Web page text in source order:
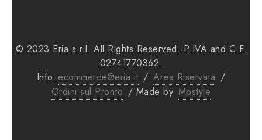
© 2023 Eria s.r.l. All Rights Reserved. P.IVA and C.F.
02741770362.
Info: ecommerce@eria.it / Area Riservata /
Ordini sul Pronto / Made by Mpstyle